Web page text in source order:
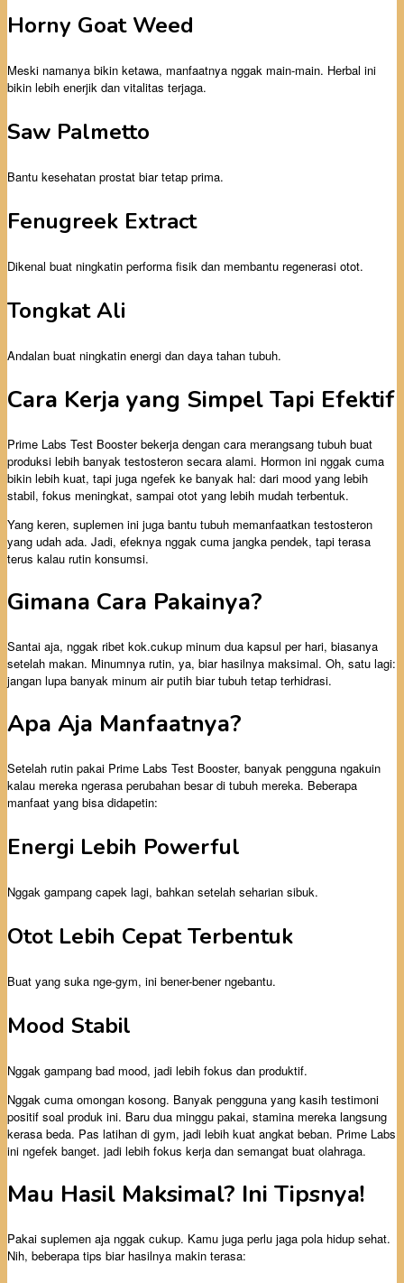
Horny Goat Weed
Meski namanya bikin ketawa, manfaatnya nggak main-main. Herbal ini
bikin lebih enerjik dan vitalitas terjaga.
Saw Palmetto
Bantu kesehatan prostat biar tetap prima.
Fenugreek Extract
Dikenal buat ningkatin performa fisik dan membantu regenerasi otot.
Tongkat Ali
Andalan buat ningkatin energi dan daya tahan tubuh.
Cara Kerja yang Simpel Tapi Efektif
Prime Labs Test Booster bekerja dengan cara merangsang tubuh buat
produksi lebih banyak testosteron secara alami. Hormon ini nggak cuma
bikin lebih kuat, tapi juga ngefek ke banyak hal: dari mood yang lebih
stabil, fokus meningkat, sampai otot yang lebih mudah terbentuk.
Yang keren, suplemen ini juga bantu tubuh memanfaatkan testosteron
yang udah ada. Jadi, efeknya nggak cuma jangka pendek, tapi terasa
terus kalau rutin konsumsi.
Gimana Cara Pakainya?
Santai aja, nggak ribet kok.cukup minum dua kapsul per hari, biasanya
setelah makan. Minumnya rutin, ya, biar hasilnya maksimal. Oh, satu lagi:
jangan lupa banyak minum air putih biar tubuh tetap terhidrasi.
Apa Aja Manfaatnya?
Setelah rutin pakai Prime Labs Test Booster, banyak pengguna ngakuin
kalau mereka ngerasa perubahan besar di tubuh mereka. Beberapa
manfaat yang bisa didapetin:
Energi Lebih Powerful
Nggak gampang capek lagi, bahkan setelah seharian sibuk.
Otot Lebih Cepat Terbentuk
Buat yang suka nge-gym, ini bener-bener ngebantu.
Mood Stabil
Nggak gampang bad mood, jadi lebih fokus dan produktif.
Nggak cuma omongan kosong. Banyak pengguna yang kasih testimoni
positif soal produk ini. Baru dua minggu pakai, stamina mereka langsung
kerasa beda. Pas latihan di gym, jadi lebih kuat angkat beban. Prime Labs
ini ngefek banget. jadi lebih fokus kerja dan semangat buat olahraga.
Mau Hasil Maksimal? Ini Tipsnya!
Pakai suplemen aja nggak cukup. Kamu juga perlu jaga pola hidup sehat.
Nih, beberapa tips biar hasilnya makin terasa: